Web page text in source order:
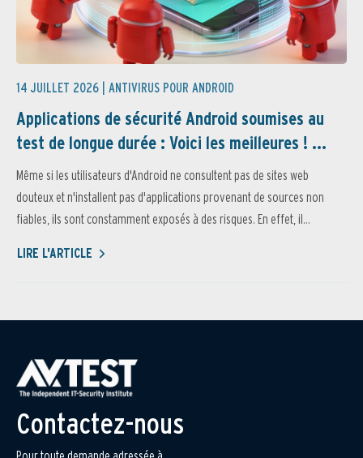
14 JUILLET 2026 | ANTIVIRUS POUR ANDROID
Applications de sécurité Android soumises au
test de longue durée : Voici les meilleures ! ...
Même si les utilisateurs d'Android ne consultent pas de sites web
douteux et n'installent pas d'applications provenant de sources non
fiables, ils sont constamment exposés à des risques. En effet, il...
LIRE L'ARTICLE
Contactez-nous